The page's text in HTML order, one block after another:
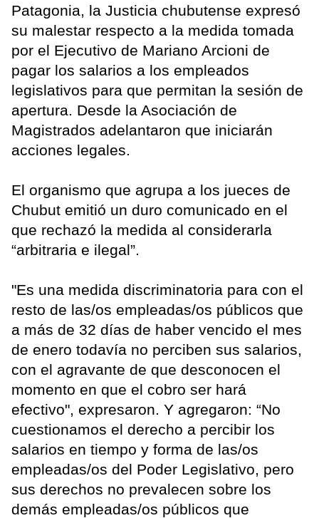
Patagonia, la Justicia chubutense expresó
su malestar respecto a la medida tomada
por el Ejecutivo de Mariano Arcioni de
pagar los salarios a los empleados
legislativos para que permitan la sesión de
apertura. Desde la Asociación de
Magistrados adelantaron que iniciarán
acciones legales.
El organismo que agrupa a los jueces de
Chubut emitió un duro comunicado en el
que rechazó la medida al considerarla
“arbitraria e ilegal”.
"Es una medida discriminatoria para con el
resto de las/os empleadas/os públicos que
a más de 32 días de haber vencido el mes
de enero todavía no perciben sus salarios,
con el agravante de que desconocen el
momento en que el cobro ser hará
efectivo", expresaron. Y agregaron: “No
cuestionamos el derecho a percibir los
salarios en tiempo y forma de las/os
empleadas/os del Poder Legislativo, pero
sus derechos no prevalecen sobre los
demás empleadas/os públicos que